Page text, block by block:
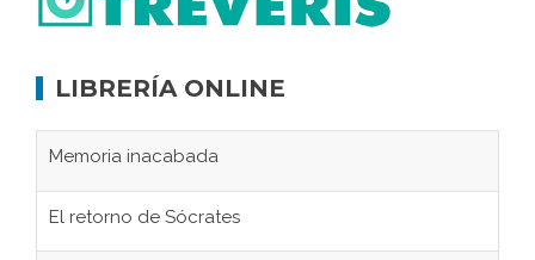
LIBRERÍA ONLINE
Memoria inacabada
El retorno de Sócrates